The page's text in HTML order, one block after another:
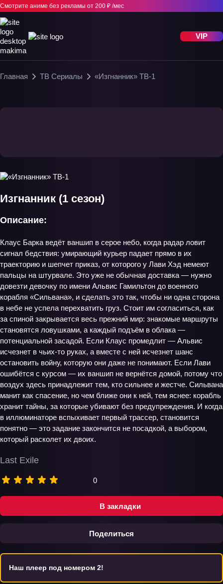
Смотрите аниме без рекламы от 200 ₽ /мес
VIP
Главная ТВ Сериалы «Изгнанник» ТВ-1
В закладки
Поделиться
Изгнанник (1 сезон)
Last Exile
0
Описание:
Клаус Барка ведёт ваншип в серое небо, когда радар ловит
сигнал бедствия: умирающий курьер падает прямо в их
траекторию и шепчет приказ, от которого у Лави Хэд немеют
пальцы на штурвале. Это уже не обычная доставка — нужно
довезти девочку по имени Альвис Гамильтон до военного
корабля «Сильвана», и сделать это так, чтобы ни одна сторона
в небе не успела перехватить груз. Стоит им согласиться, как
за спиной закрывается весь прежний мир: знакомые маршруты
становятся ловушками, а каждый подъём в облака —
потенциальной засадой. Если Клаус промедлит — Альвис
исчезнет в чьих‑то руках, а вместе с ней исчезнет шанс
остановить войну, которую они даже не понимают. Если Лави
ошибётся с курсом — их ваншип не вернётся домой, потому что
воздух здесь принадлежит тем, кто сильнее и жестче. Сильвана
манит как спасение, но чем ближе они к ней, тем яснее: корабль
хранит тайны, за которые убивают без предупреждения. И когда
в иллюминаторе вспыхивает первый трассер, становится
понятно — это задание закончится не посадкой, а выбором,
который расколет их двоих.
Наш плеер под номером 2!